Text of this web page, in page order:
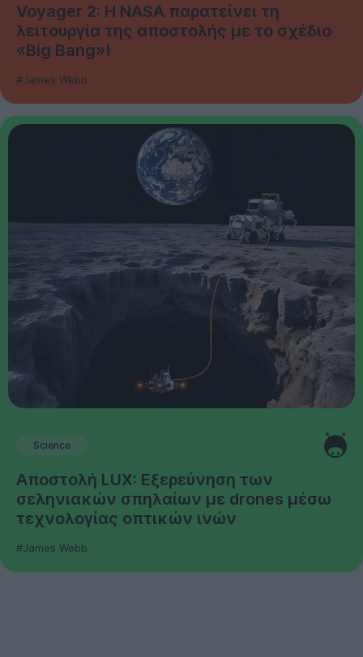
Voyager 2: Η NASA παρατείνει τη
λειτουργία της αποστολής με το σχέδιο
«Big Bang»!
#James Webb
Science
Αποστολή LUX: Εξερεύνηση των
σεληνιακών σπηλαίων με drones μέσω
τεχνολογίας οπτικών ινών
#James Webb